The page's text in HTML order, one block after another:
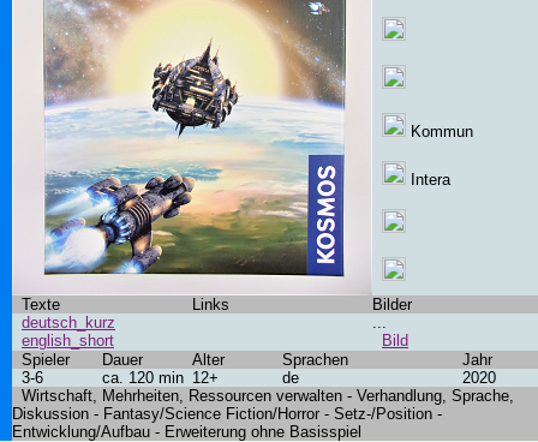
Kommun
Intera
Texte Links
Bilder
deutsch_kurz
english_short
...
Bild
Spieler
Dauer Alter Sprachen
Jahr
3-6
ca. 120 min 12+ de
2020
Wirtschaft, Mehrheiten, Ressourcen verwalten - Verhandlung, Sprache,
Diskussion - Fantasy/Science Fiction/Horror - Setz-/Position -
Entwicklung/Aufbau - Erweiterung ohne Basisspiel